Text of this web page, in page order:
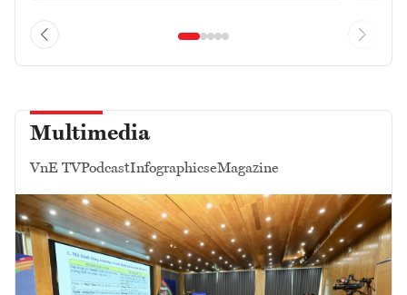
Multimedia
VnE TVPodcastInfographicseMagazine